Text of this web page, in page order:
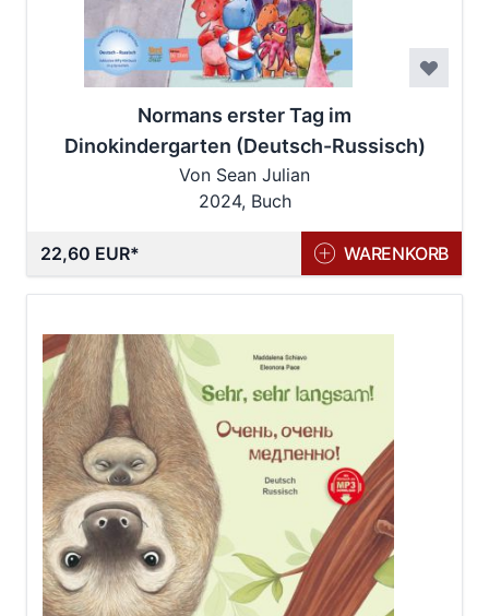
Normans erster Tag im
Dinokindergarten (Deutsch-Russisch)
Von Sean Julian
2024, Buch
22,60 EUR WARENKORB